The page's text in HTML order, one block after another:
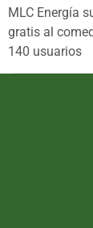
MLC Energía
gratis al
140 usuarios